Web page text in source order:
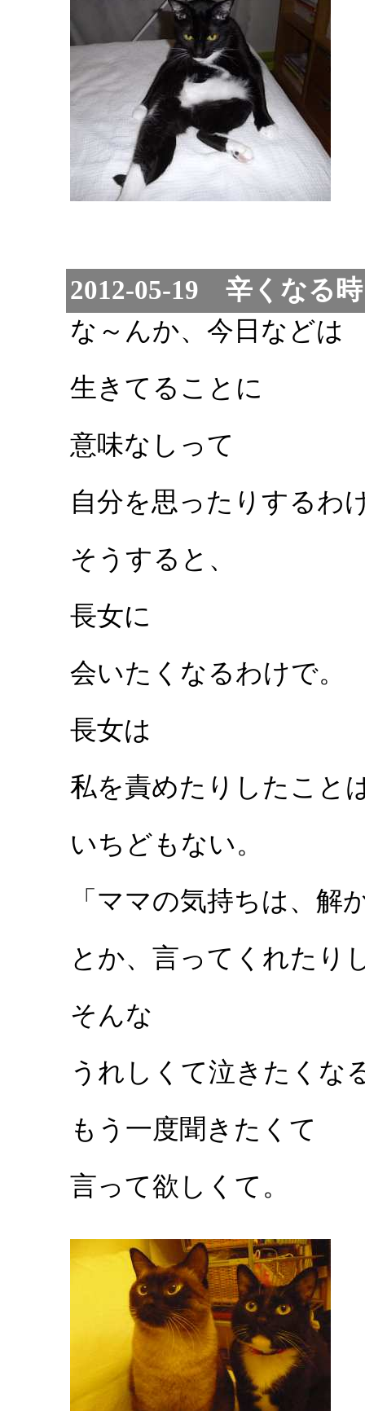
2012-05-19 辛くなる
な～んか、今日などは
生きてることに
意味なしって
自分を思ったりするわ
そうすると、
長女に
会いたくなるわけで。
長女は
私を責めたりしたこと
いちどもない。
「ママの気持ちは、解
とか、言ってくれたり
そんな
うれしくて泣きたくな
もう一度聞きたくて
言って欲しくて。